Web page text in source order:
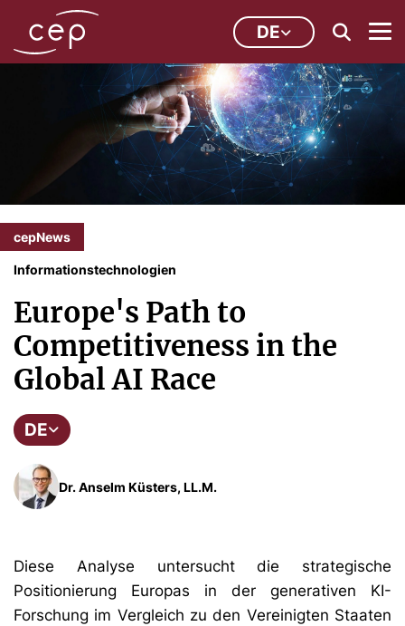
DE
cepNews
Informationstechnologien
Europe's Path to
Competitiveness in the
Global AI Race
DE
Dr. Anselm Küsters, LL.M.
Diese Analyse untersucht die strategische
Positionierung Europas in der generativen KI-
Forschung im Vergleich zu den Vereinigten Staaten